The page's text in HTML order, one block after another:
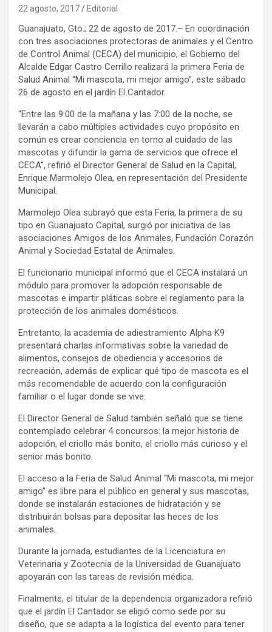
22 agosto, 2017 Editorial
Guanajuato, Gto.; 22 de agosto de 2017.– En coordinación
con tres asociaciones protectoras de animales y el Centro
de Control Animal (CECA) del municipio, el Gobierno del
Alcalde Edgar Castro Cerrillo realizará la primera Feria de
Salud Animal “Mi mascota, mi mejor amigo”, este sábado
26 de agosto en el jardín El Cantador.
“Entre las 9:00 de la mañana y las 7:00 de la noche, se
llevarán a cabo múltiples actividades cuyo propósito en
común es crear conciencia en torno al cuidado de las
mascotas y difundir la gama de servicios que ofrece el
CECA”, refirió el Director General de Salud en la Capital,
Enrique Marmolejo Olea, en representación del Presidente
Municipal.
Marmolejo Olea subrayó que esta Feria, la primera de su
tipo en Guanajuato Capital, surgió por iniciativa de las
asociaciones Amigos de los Animales, Fundación Corazón
Animal y Sociedad Estatal de Animales.
El funcionario municipal informó que el CECA instalará un
módulo para promover la adopción responsable de
mascotas e impartir pláticas sobre el reglamento para la
protección de los animales domésticos.
Entretanto, la academia de adiestramiento Alpha K9
presentará charlas informativas sobre la variedad de
alimentos, consejos de obediencia y accesorios de
recreación, además de explicar qué tipo de mascota es el
más recomendable de acuerdo con la configuración
familiar o el lugar donde se vive.
El Director General de Salud también señaló que se tiene
contemplado celebrar 4 concursos: la mejor historia de
adopción, el criollo más bonito, el criollo más curioso y el
senior más bonito.
El acceso a la Feria de Salud Animal “Mi mascota, mi mejor
amigo” es libre para el público en general y sus mascotas,
donde se instalarán estaciones de hidratación y se
distribuirán bolsas para depositar las heces de los
animales.
Durante la jornada, estudiantes de la Licenciatura en
Veterinaria y Zootecnia de la Universidad de Guanajuato
apoyarán con las tareas de revisión médica.
Finalmente, el titular de la dependencia organizadora refirió
que el jardín El Cantador se eligió como sede por su
diseño, que se adapta a la logística del evento para tener